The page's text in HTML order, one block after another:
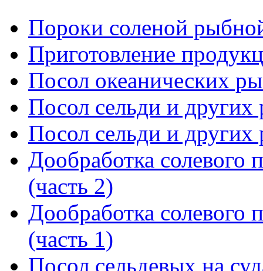
Пороки соленой
Приготовление
Посол океанических
Посол сельди и других
Посол сельди и других
Дообработка солевого
(часть 2)
Дообработка солевого
(часть 1)
Посол сельдевых на